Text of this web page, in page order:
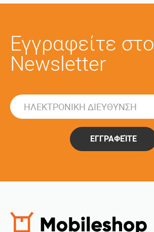
Εγγραφείτε στο
Newsletter
ΕΓΓΡΑΦΕΊΤΕ